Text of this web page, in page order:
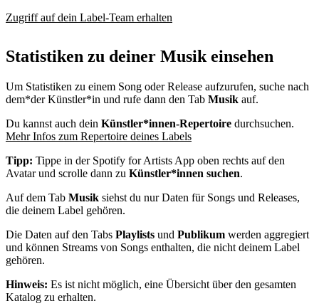
Zugriff auf dein Label-Team erhalten
Statistiken zu deiner Musik einsehen
Um Statistiken zu einem Song oder Release aufzurufen, suche nach
dem*der Künstler*in und rufe dann den Tab Musik auf.
Du kannst auch dein Künstler*innen-Repertoire durchsuchen.
Mehr Infos zum Repertoire deines Labels
Tipp: Tippe in der Spotify for Artists App oben rechts auf den
Avatar und scrolle dann zu Künstler*innen suchen.
Auf dem Tab Musik siehst du nur Daten für Songs und Releases,
die deinem Label gehören.
Die Daten auf den Tabs Playlists und Publikum werden aggregiert
und können Streams von Songs enthalten, die nicht deinem Label
gehören.
Hinweis: Es ist nicht möglich, eine Übersicht über den gesamten
Katalog zu erhalten.